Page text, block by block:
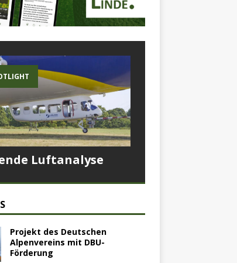
Luftanalyse
Projekt des Deutschen
Alpenvereins mit DBU-
Förderung